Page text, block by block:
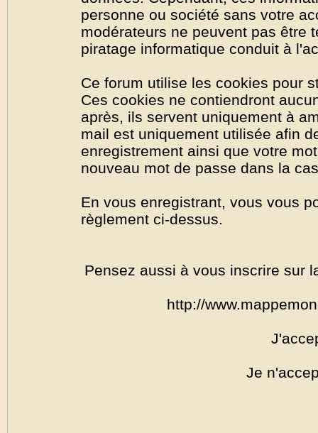
personne ou société sans votre
modérateurs ne peuvent pas être
piratage informatique conduit à
Ce forum utilise les cookies pour
Ces cookies ne contiendront
après, ils servent uniquement à
mail est uniquement utilisée afin
enregistrement ainsi que votre
nouveau mot de passe dans la
En vous enregistrant, vous vous
règlement ci-dessus.
Pensez aussi à vous inscrire sur
http://
Je